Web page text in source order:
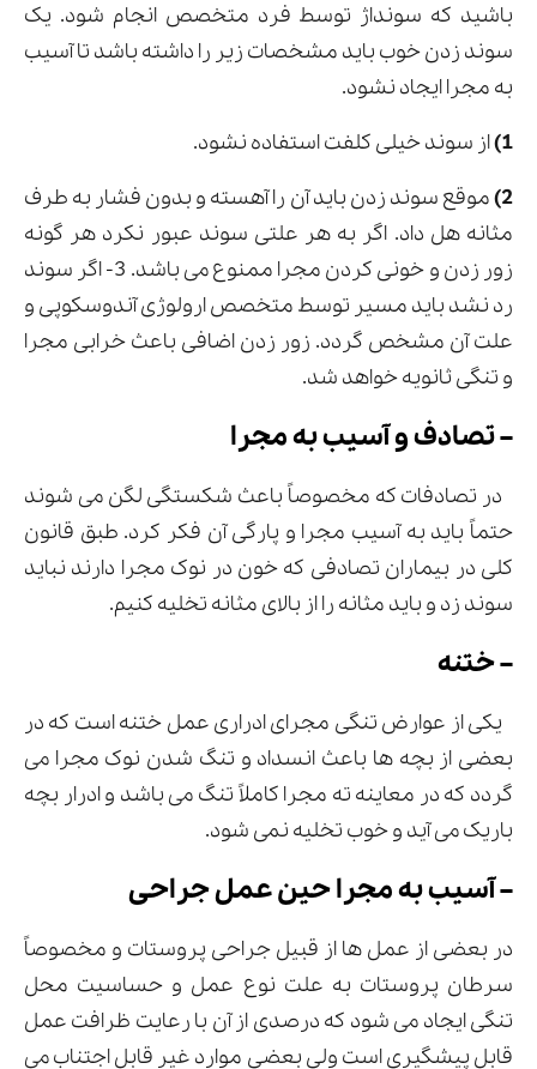
باشید که سونداژ توسط فرد متخصص انجام شود. یک
سوند زدن خوب باید مشخصات زیر را داشته باشد تا آسیب
به مجرا ایجاد نشود.
1) از سوند خیلی کلفت استفاده نشود.
2) موقع سوند زدن باید آن را آهسته و بدون فشار به طرف
مثانه هل داد. اگر به هر علتی سوند عبور نکرد هر گونه
زور زدن و خونی کردن مجرا ممنوع می باشد. 3- اگر سوند
رد نشد باید مسیر توسط متخصص ارولوژی آندوسکوپی و
علت آن مشخص گردد. زور زدن اضافی باعث خرابی مجرا
و تنگی ثانویه خواهد شد.
– تصادف و آسیب به مجرا
در تصادفات که مخصوصاً باعث شکستگی لگن می شوند
حتماً باید به آسیب مجرا و پارگی آن فکر کرد. طبق قانون
کلی در بیماران تصادفی که خون در نوک مجرا دارند نباید
سوند زد و باید مثانه را از بالای مثانه تخلیه کنیم.
– ختنه
یکی از عوارض تنگی مجرای ادراری عمل ختنه است که در
بعضی از بچه ها باعث انسداد و تنگ شدن نوک مجرا می
گردد که در معاینه ته مجرا کاملاً تنگ می باشد و ادرار بچه
باریک می آید و خوب تخلیه نمی شود.
– آسیب به مجرا حین عمل جراحی
در بعضی از عمل ها از قبیل جراحی پروستات و مخصوصاً
سرطان پروستات به علت نوع عمل و حساسیت محل
تنگی ایجاد می شود که درصدی از آن با رعایت ظرافت عمل
قابل پیشگیری است ولی بعضی موارد غیر قابل اجتناب می